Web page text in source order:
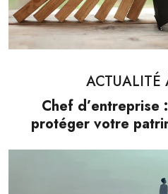
ACTUALITÉ
Chef d’entreprise
protéger votre